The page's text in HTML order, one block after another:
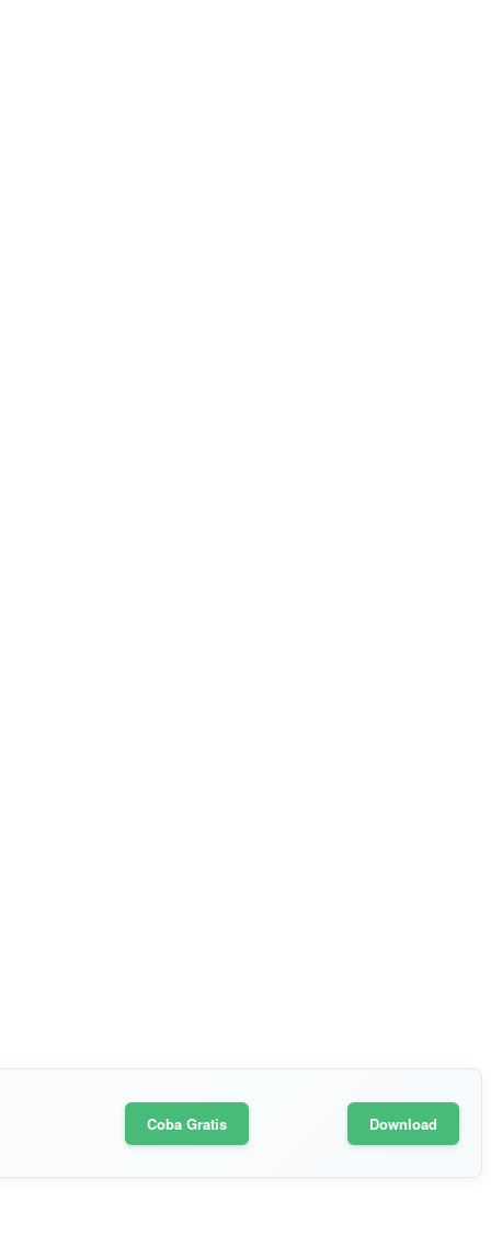
Coba Gratis Download